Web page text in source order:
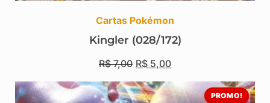
Cartas Pokémon
Kingler (028/172)
R$7,00 R$ 5,00
PROMO!